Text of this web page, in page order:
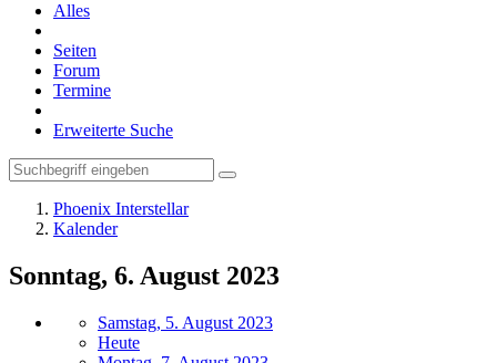
Alles
Seiten
Forum
Termine
Erweiterte Suche
Phoenix Interstellar
Kalender
Sonntag, 6. August 2023
Samstag, 5. August 2023
Heute